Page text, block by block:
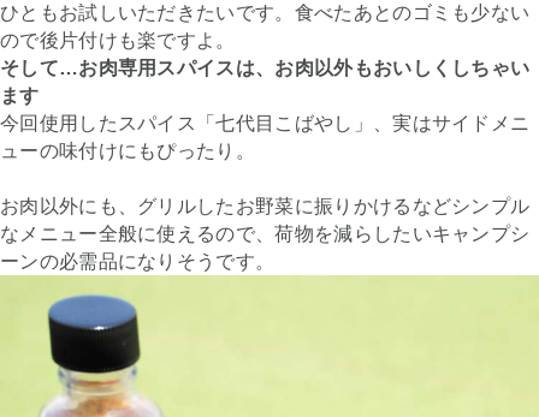
ひともお試しいただきたいです。食べたあとのゴミも少ない
ので後片付けも楽ですよ。
そして…お肉専用スパイスは、お肉以外もおいしくしちゃい
ます
今回使用したスパイス「七代目こばやし」、実はサイドメニ
ューの味付けにもぴったり。
お肉以外にも、グリルしたお野菜に振りかけるなどシンプル
なメニュー全般に使えるので、荷物を減らしたいキャンプシ
ーンの必需品になりそうです。